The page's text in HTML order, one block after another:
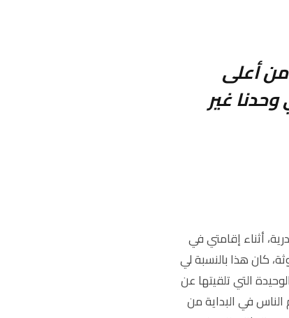
أعلى
غير
أثناء إقامتي في
كان هذا بالنسبة لي
التي تلقيتها عن
الناس في البداية من